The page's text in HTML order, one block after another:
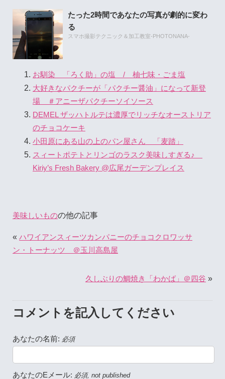
たった2時間であなたの写真が劇的に変わ
る
スマホ撮影テクニック＆加工教室-PHOTONANA-
お馴染 「ろく助」の塩 / 柚七味・ごま塩
大好きなパクチーが「パクチー醤油」になって新登
場 ＃アニーザパクチーソイソース
DEMEL ザッハトルテは濃厚でリッチなオーストリア
のチョコケーキ
小田原にある山の上のパン屋さん 「麦踏」
スィートポテトとリンゴのラスク美味しすぎる♪
Kiriy’s Fresh Bakery @広尾ガーデンプレイス
美味しいものの他の記事
« ハワイアンスィーツカンパニーのチョコクロワッサ
ン・トーナッツ ＠玉川高島屋
久しぶりの鯛焼き「わかば」＠四谷 »
コメントを記入してください
あなたの名前: 必須
あなたのEメール: 必須, not published